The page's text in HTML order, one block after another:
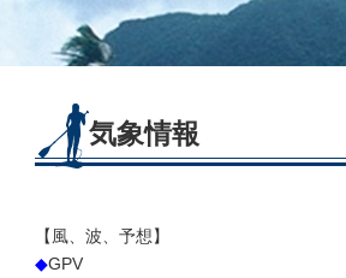
気象情報
【風、波、予想】
◆GPV